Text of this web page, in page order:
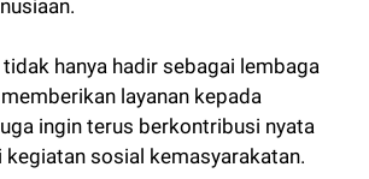
tidak hanya hadir sebagai lembaga
layanan kepada
ingin terus berkontribusi nyata
kegiatan sosial kemasyarakatan.